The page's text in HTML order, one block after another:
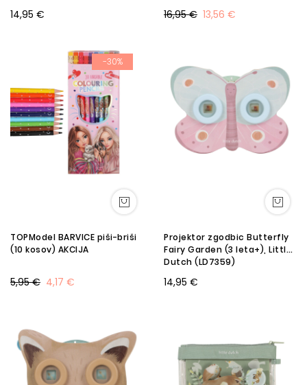
14,95 € 13,56 €
16,95 €
-30%
TOPModel BARVICE piši-briši
(10 kosov) AKCIJA
4,17 €
5,95 €
Projektor zgodbic Butterfly
Fairy Garden (3 leta+), Little
Dutch (LD7359)
14,95 €